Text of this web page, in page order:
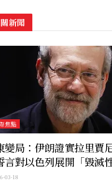
新聞
焦點
變局：伊朗證實拉里賈
言對以色列展開「毀滅
03-18